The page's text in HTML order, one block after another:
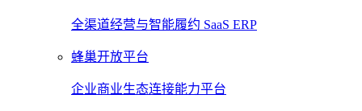
全渠道经营与智能履约 SaaS ERP
蜂巢开放平台
企业商业生态连接能力平台